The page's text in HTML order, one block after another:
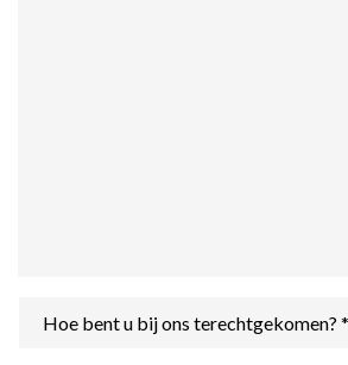
bent